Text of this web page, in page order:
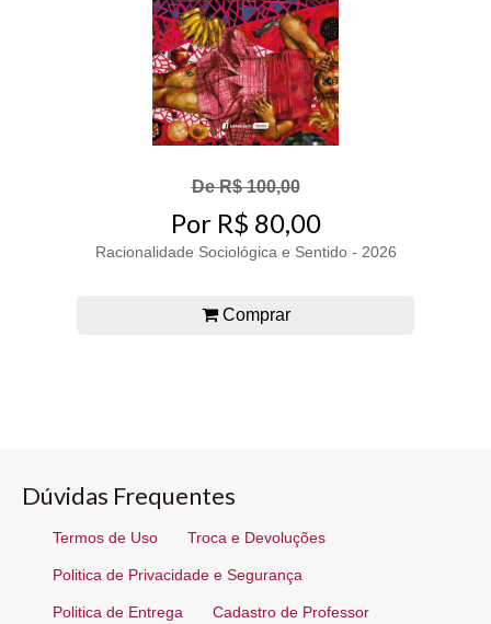
De R$ 100,00
Por R$ 80,00
Racionalidade Sociológica e Sentido - 2026
Comprar
Dúvidas Frequentes
Termos de Uso Troca e Devoluções
Politica de Privacidade e Segurança
Politica de Entrega Cadastro de Professor